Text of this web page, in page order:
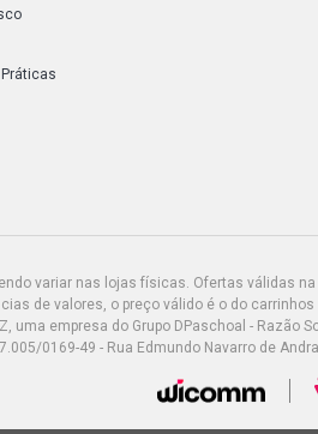
variar nas lojas físicas. Ofertas válidas
de valores, o preço válido é o do
uma empresa do Grupo DPaschoal - Razão
0169-49 - Rua Edmundo Navarro de